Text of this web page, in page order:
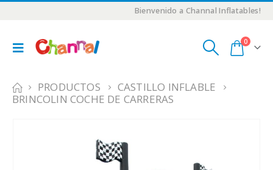
Bienvenido a Channal Inflatables!
0
PRODUCTOS
CASTILLO INFLABLE
BRINCOLIN COCHE DE CARRERAS